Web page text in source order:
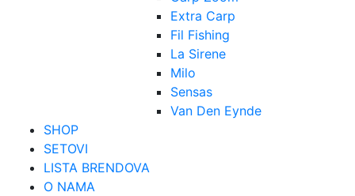
Extra Carp
Fil Fishing
La Sirene
Milo
Sensas
Van Den Eynde
SHOP
SETOVI
LISTA BRENDOVA
O NAMA